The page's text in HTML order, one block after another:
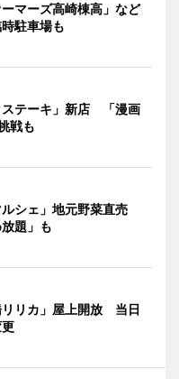
マーズ高崎棟高」など
時駐車場も
ステーキ」新店 「漫画
戦も
シェ」地元野菜直売
題」も
リリカ」屋上開放 当日